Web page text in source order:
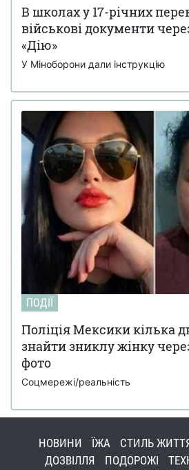
В школах у 17-річних
військові документи
«Дію»
У Міноборони дали інструкцію
ПОДІЇ
Поліція Мексики кілька
знайти зниклу жінку
фото
Соцмережі/реальність
НОВИНИ ЇЖА СТИЛЬ
ДОЗВІЛЛЯ
ПОДОРОЖІ